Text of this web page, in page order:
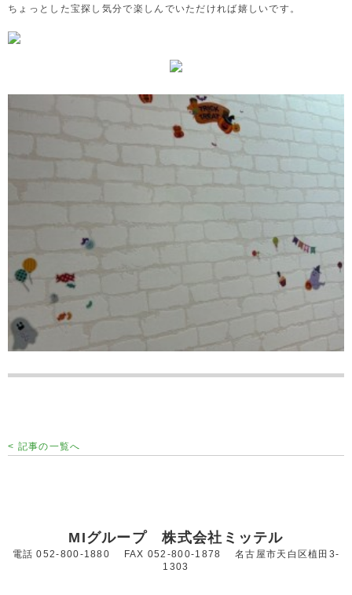
ちょっとした宝探し気分で楽しんでいただければ嬉しいです。
< 記事の一覧へ
MIグループ 株式会社ミッテル
電話 052-800-1880 FAX 052-800-1878 名古屋市天白区植田3-
1303